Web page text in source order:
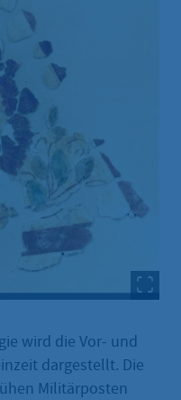
wird die Vor- und
dargestellt. Die
Militärposten